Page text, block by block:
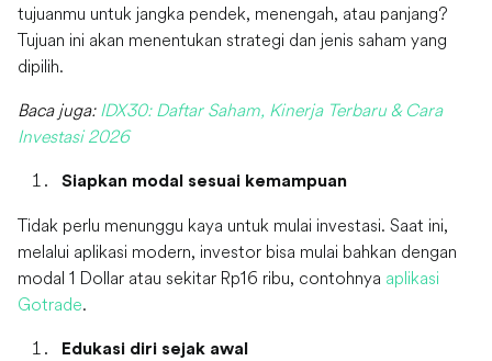
tujuanmu untuk jangka pendek, menengah, atau panjang?
Tujuan ini akan menentukan strategi dan jenis saham yang
dipilih.
Baca juga: IDX30: Daftar Saham, Kinerja Terbaru & Cara
Investasi 2026
Siapkan modal sesuai kemampuan
Tidak perlu menunggu kaya untuk mulai investasi. Saat ini,
melalui aplikasi modern, investor bisa mulai bahkan dengan
modal 1 Dollar atau sekitar Rp16 ribu, contohnya aplikasi
Gotrade.
Edukasi diri sejak awal